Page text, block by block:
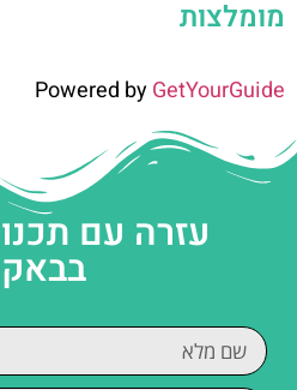
מומלצות
Powered byGetYourGuide
עזרה עם